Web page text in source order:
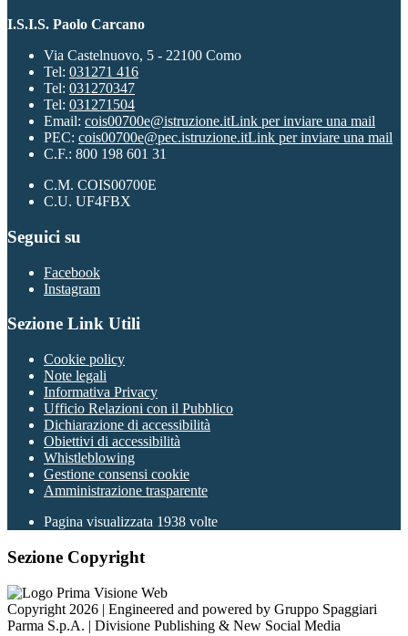
I.S.I.S. Paolo Carcano
Via Castelnuovo, 5 - 22100 Como
Tel: 031271 416
Tel: 031270347
Tel: 031271504
Email: cois00700e@istruzione.itLink per inviare una mail
PEC: cois00700e@pec.istruzione.itLink per inviare una mail
C.F.: 800 198 601 31
C.M. COIS00700E
C.U. UF4FBX
Seguici su
Facebook
Instagram
Sezione Link Utili
Cookie policy
Note legali
Informativa Privacy
Ufficio Relazioni con il Pubblico
Dichiarazione di accessibilità
Obiettivi di accessibilità
Whistleblowing
Gestione consensi cookie
Amministrazione trasparente
Pagina visualizzata 1938 volte
Sezione Copyright
Copyright 2026 | Engineered and powered by Gruppo Spaggiari
Parma S.p.A. | Divisione Publishing & New Social Media